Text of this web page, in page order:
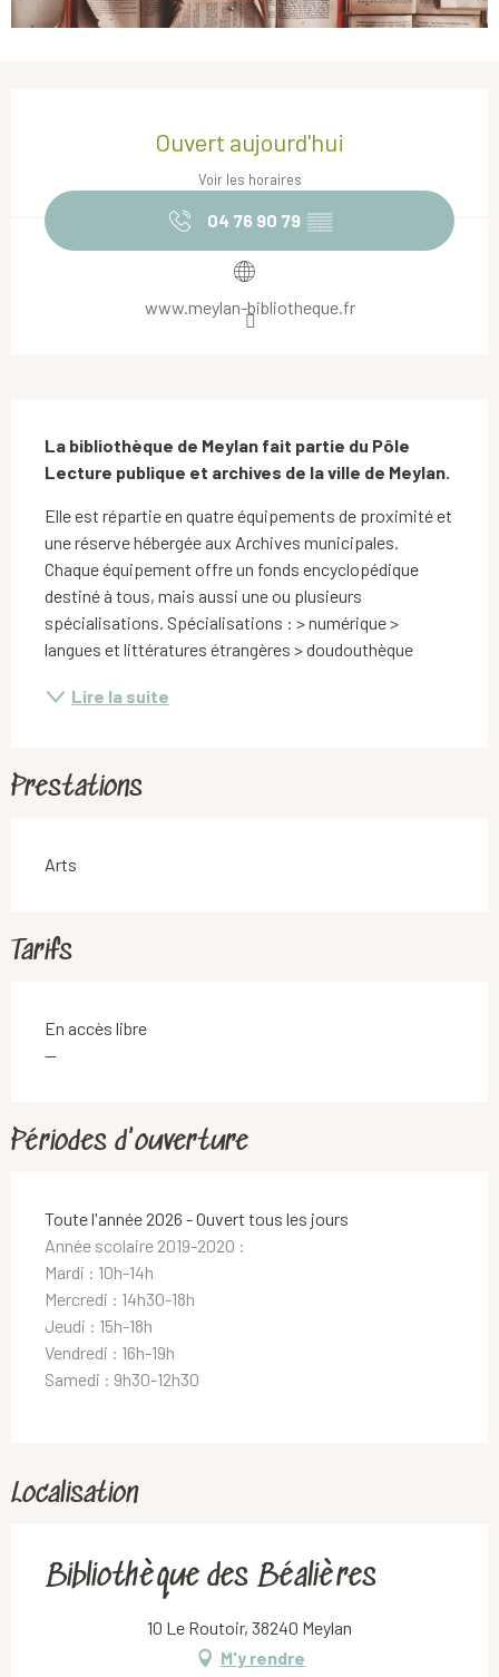
Ouvert aujourd'hui
Voir les horaires
04 76 90 79 ▒▒
www.meylan-bibliotheque.fr
La bibliothèque de Meylan fait partie du Pôle
Lecture publique et archives de la ville de Meylan.
Elle est répartie en quatre équipements de proximité et
une réserve hébergée aux Archives municipales.
Chaque équipement offre un fonds encyclopédique
destiné à tous, mais aussi une ou plusieurs
spécialisations. Spécialisations : > numérique >
langues et littératures étrangères > doudouthèque
Lire la suite
Prestations
Arts
Tarifs
En accès libre
—
Périodes d'ouverture
Toute l'année 2026 - Ouvert tous les jours
Année scolaire 2019-2020 :
Mardi : 10h-14h
Mercredi : 14h30-18h
Jeudi : 15h-18h
Vendredi : 16h-19h
Samedi : 9h30-12h30
Localisation
Bibliothèque des Béalières
10 Le Routoir, 38240 Meylan
M'y rendre